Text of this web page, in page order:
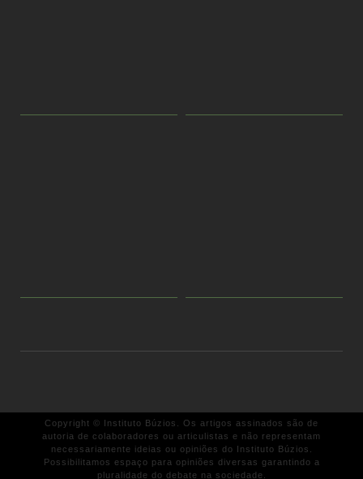
Copyright © Instituto Búzios. Os artigos assinados são de
autoria de colaboradores ou articulistas e não representam
necessariamente ideias ou opiniões do Instituto Búzios.
Possibilitamos espaço para opiniões diversas garantindo a
pluralidade do debate na sociedade.